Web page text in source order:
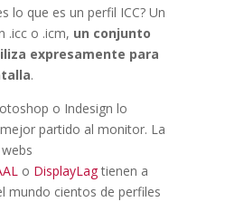
lo que es un perfil ICC? Un
.icc o .icm, un conjunto
expresamente para
.
o Indesign lo
partido al monitor. La
o DisplayLagtienen a
mundo cientos de perfiles